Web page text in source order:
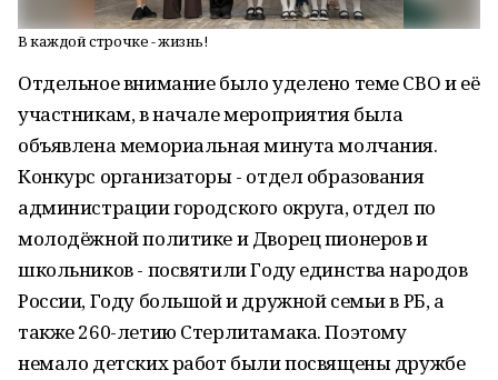
В каждой строчке - жизнь!
Отдельное внимание было уделено теме СВО и её
участникам, в начале мероприятия была
объявлена мемориальная минута молчания.
Конкурс организаторы - отдел образования
администрации городского округа, отдел по
молодёжной политике и Дворец пионеров и
школьников - посвятили Году единства народов
России, Году большой и дружной семьи в РБ, а
также 260-летию Стерлитамака. Поэтому
немало детских работ были посвящены дружбе